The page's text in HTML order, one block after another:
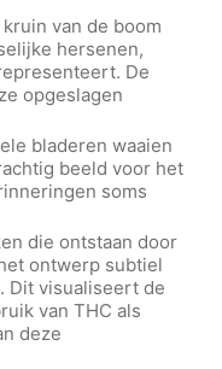
kruin van de boom
hersenen,
De
opgeslagen
bladeren waaien
beeld voor het
soms
die ontstaan door
ontwerp subtiel
Dit visualiseert de
van THC als
deze